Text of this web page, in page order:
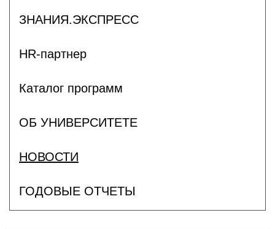
ЗНАНИЯ.ЭКСПРЕСС
HR-партнер
Каталог программ
ОБ УНИВЕРСИТЕТЕ
НОВОСТИ
ГОДОВЫЕ ОТЧЕТЫ